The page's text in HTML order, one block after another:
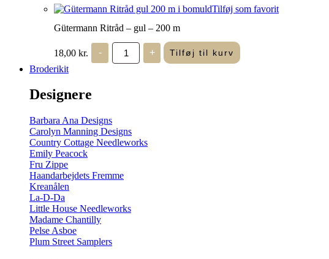
Tilføj som favorit
Gütermann Ritråd – gul – 200 m
18,00 kr. -
Gütermann
Ritråd
-
+ Tilføj til kurv
Broderikit
Designere
Barbara Ana Designs
Carolyn Manning Designs
Country Cottage Needleworks
Emily Peacock
Fru Zippe
Haandarbejdets Fremme
Kreanålen
La-D-Da
Little House Needleworks
Madame Chantilly
Pelse Asboe
Plum Street Samplers